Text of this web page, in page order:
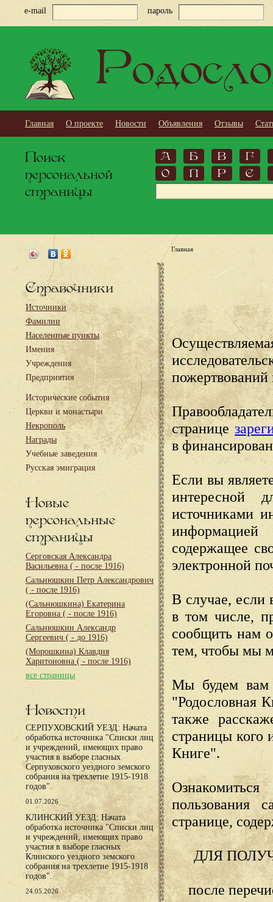
e-mail пароль
Главная О проекте Новости Объявления Отзывы
Поиск
персональной
страницы
А Б В
Г
О
П Р С
Справочники
Источники
Фамилии
Населенные пункты
Имения
Учреждения
Предприятия
Исторические события
Церкви и монастыри
Некрополь
Награды
Учебные заведения
Русская эмиграция
Новые
персональные
страницы
Серговская Александра
Васильевна ( - после 1916)
Сальнюшкин Петр Александрович
( - после 1916)
(Сальнюшкина) Екатерина
Егоровна ( - после 1916)
Сальнюшкин Александр
Сергеевич ( - до 1916)
(Морошкина) Клавдия
Харитоновна ( - после 1916)
все страницы
Новости
СЕРПУХОВСКИЙ УЕЗД: Начата
обработка источника "Списки лиц
и учреждений, имеющих право
участия в выборе гласных
Серпуховского уездного земского
собрания на трехлетие 1915-1918
годов".
01.07.2026
КЛИНСКИЙ УЕЗД: Начата
обработка источника "Списки лиц
и учреждений, имеющих право
участия в выборе гласных
Клинского уездного земского
собрания на трехлетие 1915-1918
годов".
24.05.2026
Главная
пожертвований
странице
в
Если вы
интересной
источниками
содержащее
электронной
В случае, если
в том числе,
сообщить нам
тем, чтобы мы
Мы будем вам
"Родословная
также
страницы кого
Книге".
пользования
странице,
ДЛЯ
после